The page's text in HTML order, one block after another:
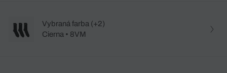
Vybraná farba (+2)
Cierna • 8VM